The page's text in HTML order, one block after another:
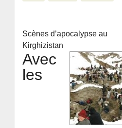
Scènes d’apocalypse au
Kirghizistan
Avec
les